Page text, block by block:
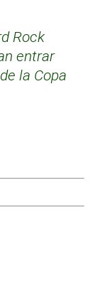
Rock
entrar
la Copa